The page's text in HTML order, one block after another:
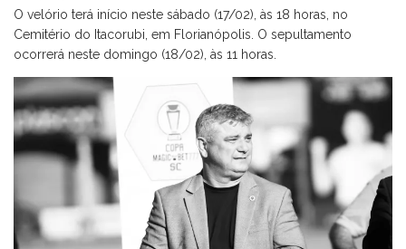
O velório terá início neste sábado (17/02), às 18 horas, no
Cemitério do Itacorubi, em Florianópolis. O sepultamento
ocorrerá neste domingo (18/02), às 11 horas.